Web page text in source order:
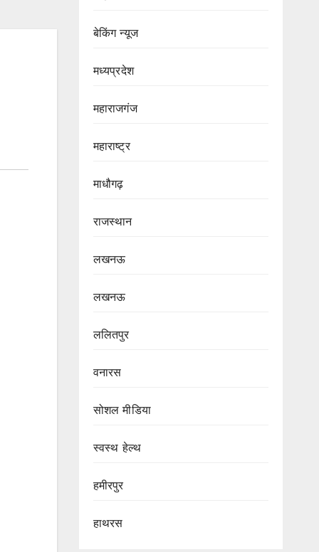
बेकिंग न्यूज
मध्यप्रदेश
महाराजगंज
महाराष्ट्र
माधौगढ़
राजस्थान
लखनऊ
लखनऊ
ललितपुर
वनारस
सोशल मीडिया
स्वस्थ हेल्थ
हमीरपुर
हाथरस